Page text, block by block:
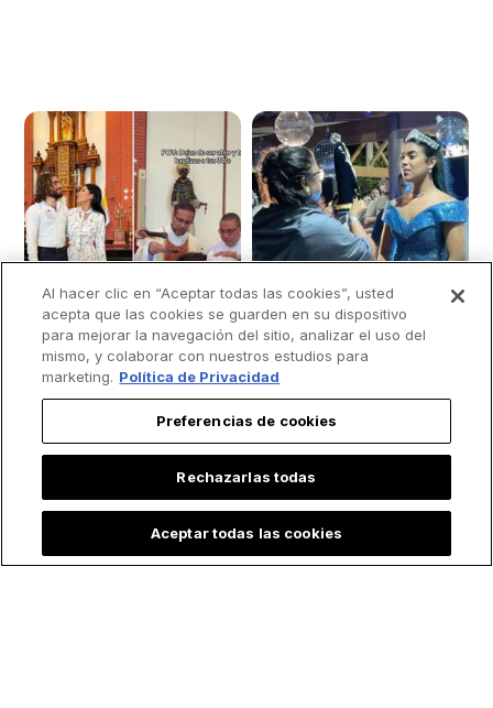
Del ateísmo a la fe
católica: Popular
pareja de
influencers recibe el
Bautismo a los 30
Quinceañera rinde
emotivo tributo a la
Virgen en sus XV… y
se hace viral
Al hacer clic en “Aceptar todas las cookies”, usted
acepta que las cookies se guarden en su dispositivo
para mejorar la navegación del sitio, analizar el uso del
mismo, y colaborar con nuestros estudios para
marketing. Política de Privacidad
Preferencias de cookies
Rechazarlas todas
Aceptar todas las cookies